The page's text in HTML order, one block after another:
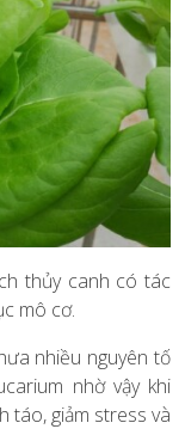
thủy canh có tác
mô cơ.
nhiều nguyên tố
nhờ vậy khi
táo, giảm stress và